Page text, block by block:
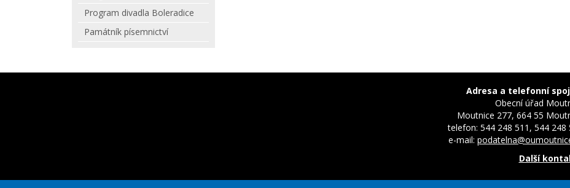
Program divadla Boleradice
Památník písemnictví
Adresa a telefonní
Obecní úřad
Moutnice 277, 664 55
telefon: 544 248 511, 544 248
e-mail:
Další